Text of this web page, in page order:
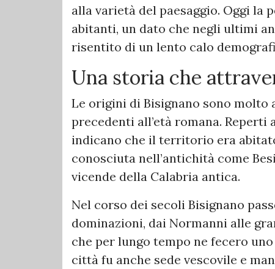
alla varietà del paesaggio. Oggi la
abitanti, un dato che negli ultimi
risentito di un lento calo
Una storia che
Le origini di Bisignano sono molto
precedenti all’età romana.
indicano che il territorio era
conosciuta nell’antichità come
vicende della Calabria antica.
Nel corso dei secoli Bisignano
dominazioni, dai Normanni alle
che per lungo tempo ne fecero
città fu anche sede vescovile e